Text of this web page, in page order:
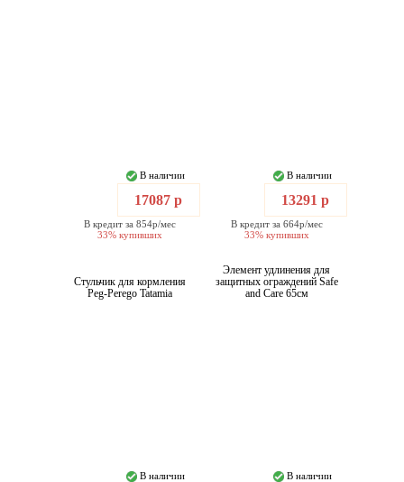
В наличии
17087 р
В кредит за 854р/мес
33% купивших
В наличии
13291 р
В кредит за 664р/мес
33% купивших
Стульчик для кормления
Peg-Perego Tatamia
В наличии
Элемент удлинения для
защитных ограждений Safe
and Care 65см
В наличии